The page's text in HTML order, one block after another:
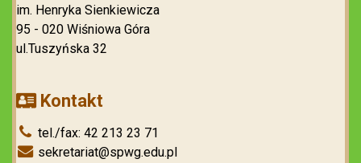
im. Henryka Sienkiewicza
95 - 020 Wiśniowa Góra
ul.Tuszyńska 32
Kontakt
tel./fax: 42 213 23 71
sekretariat@spwg.edu.pl